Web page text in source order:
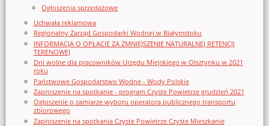
Ogłoszenia sprzedażowe
Uchwała reklamowa
Regionalny Zarząd Gospodarki Wodnej w Białymstoku
INFORMACJA O OPŁACIE ZA ZMNIEJSZENIE NATURALNEJ RETENCJI
TERENOWEJ
Dni wolne dla pracowników Urzędu Miejskiego w Olsztynku w 2021
roku
Państwowe Gospodarstwo Wodne - Wody Polskie
Zaproszenie na spotkanie - program Czyste Powietrze grudzień 2021
Ogłoszenie o zamiarze wyboru operatora publicznego transportu
zbiorowego
Zaproszenie na spotkania Czyste Powietrze Czyste Mieszkanie